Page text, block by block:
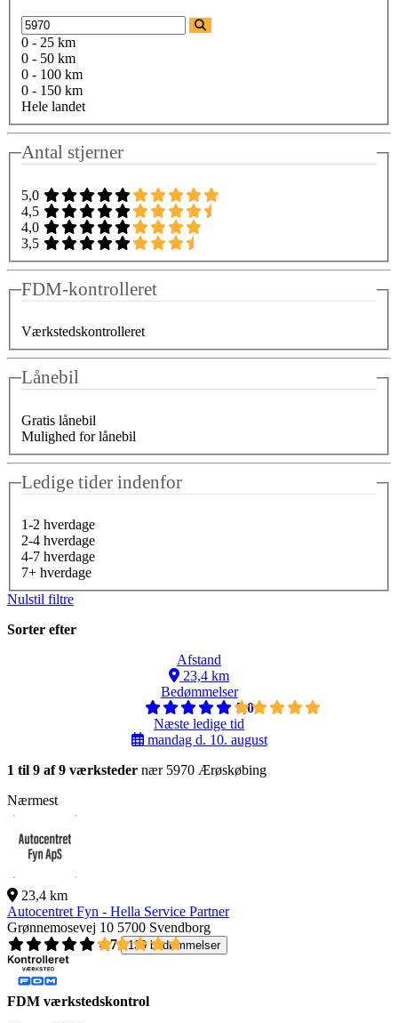
0 - 25 km
0 - 50 km
0 - 100 km
0 - 150 km
Hele landet
Antal stjerner
5,0
4,5
4,0
3,5
FDM-kontrolleret
Værkstedskontrolleret
Lånebil
Gratis lånebil
Mulighed for lånebil
Ledige tider indenfor
1-2 hverdage
2-4 hverdage
4-7 hverdage
7+ hverdage
Nulstil filtre
Sorter efter
Afstand
23,4 km
Bedømmelser
5,0
Næste ledige tid
mandag d. 10. august
1 til 9 af 9 værksteder nær 5970 Ærøskøbing
Nærmest
23,4 km
Autocentret Fyn - Hella Service Partner
Grønnemosevej 10 5700 Svendborg
4,7
139 bedømmelser
FDM værkstedskontrol